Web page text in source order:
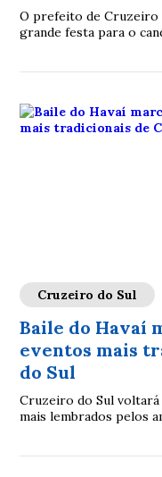
O prefeito de Cruzeiro
grande festa para o
Cruzeiro do Sul
Baile do Havaí
eventos mais
do Sul
Cruzeiro do Sul voltará
mais lembrados pelos